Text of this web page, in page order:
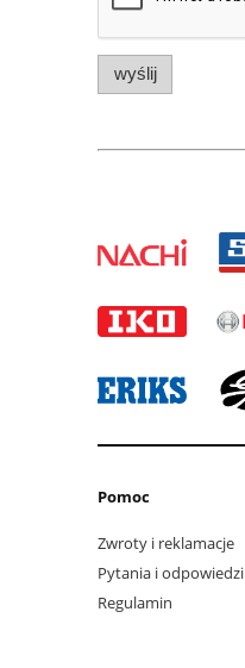
wyślij
Pomoc
Zwroty i reklamacje
Pytania i odpowiedzi
Regulamin